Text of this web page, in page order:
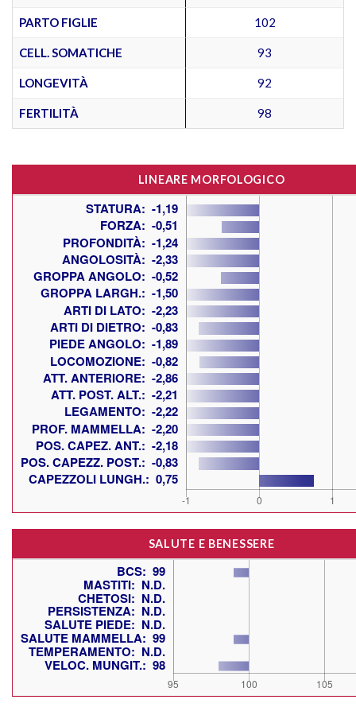
PARTO FIGLIE 102
CELL. SOMATICHE 93
LONGEVITÀ 92
FERTILITÀ 98
LINEARE MORFOLOGICO
SALUTE E BENESSERE